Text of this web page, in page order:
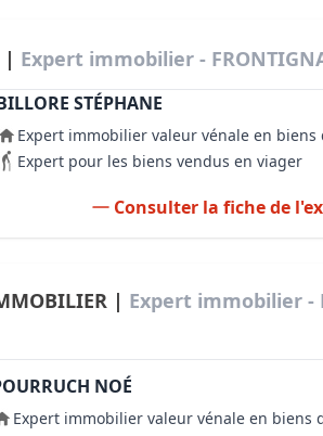
| Expert immobilier -
STÉPHANE
Expert immobilier valeur vénale en
Expert pour les biens vendus en viager
Consulter la fiche de
| Expert immobilier -
NOÉ
Expert immobilier valeur vénale en biens